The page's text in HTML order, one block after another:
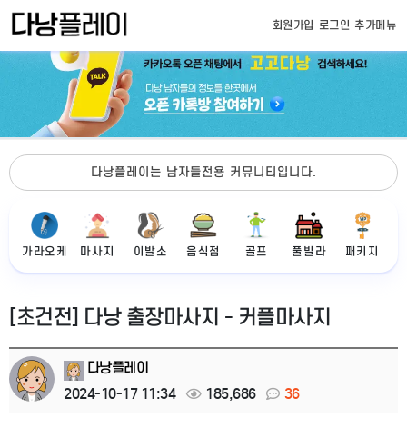
회원가입 로그인 추가메뉴
다낭플레이는 남자들전용 커뮤니티입니다.
가라오케 마사지 이발소 음식점 골프 풀빌라 패키지
[초건전] 다낭 출장마사지 - 커플마사지
다낭플레이
2024-10-17 11:34
185,686 36